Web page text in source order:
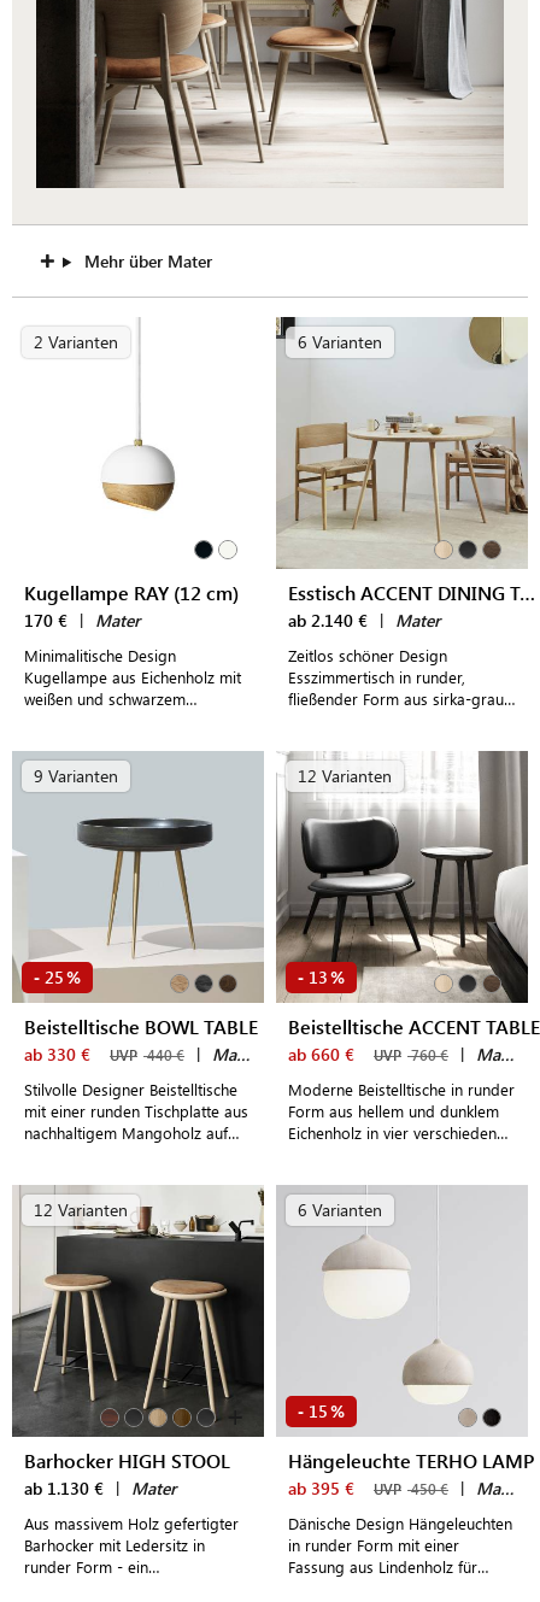
Mehr über Mater
2 Varianten
Kugellampe RAY (12 cm)
170 € | Mater
Minimalitische Design
Kugellampe aus Eichenholz mit
weißen und schwarzem
Wohn- und Essbereich
6 Varianten
Esstisch ACCENT DINING TABLE
ab 2.140 € | Mater
Zeitlos schöner Design
Esszimmertisch in runder,
fließender Form aus sirka-grau
9 Varianten
- 25 %
Beistelltische BOWL TABLE
ab 330 € UVP 440 € | Mater
Stilvolle Designer Beistelltische
mit einer runden Tischplatte aus
nachhaltigem Mangoholz auf
12 Varianten
- 13 %
Beistelltische ACCENT TABLE
ab 660 € UVP 760 € | Mater
Moderne Beistelltische in runder
Form aus hellem und dunklem
Eichenholz in vier verschieden
12 Varianten
+
Barhocker HIGH STOOL
ab 1.130 € | Mater
Aus massivem Holz gefertigter
Barhocker mit Ledersitz in
runder Form - ein
6 Varianten
- 15 %
Hängeleuchte TERHO LAMP
ab 395 € UVP 450 € | Mater
Dänische Design Hängeleuchten
in runder Form mit einer
Fassung aus Lindenholz für